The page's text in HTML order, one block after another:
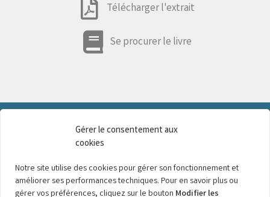
Gérer le consentement aux
cookies
Notre site utilise des cookies pour gérer son fonctionnement et
améliorer ses performances techniques. Pour en savoir plus ou
gérer vos préférences, cliquez sur le bouton Modifier les
Télécharger l'extrait
Se procurer le livre
Une question, un éblouissement, une interprétation ?
Exprimez-vous sur cet espace !